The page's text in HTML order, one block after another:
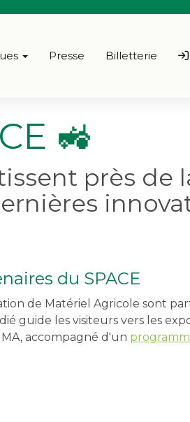
Presse Billetterie
🚜
près de
du SPACE
de Matériel Agricole sont
guide les visiteurs vers les
accompagné d'un